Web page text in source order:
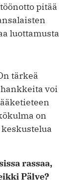
pitää
luottamusta
tärkeä
voi
on
rassaa,
Pälve?